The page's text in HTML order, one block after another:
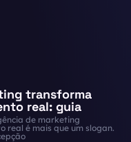
transforma
real: guia
de marketing
real é mais que um slogan.